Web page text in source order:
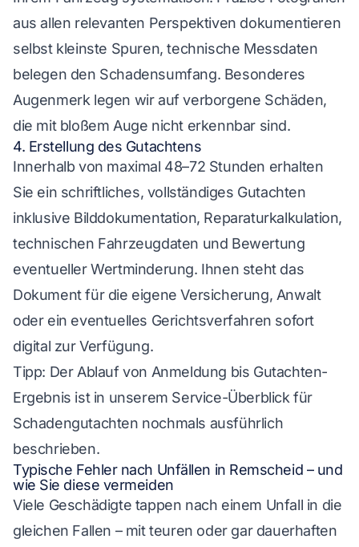
aus allen relevanten Perspektiven dokumentieren
selbst kleinste Spuren, technische Messdaten
belegen den Schadensumfang. Besonderes
Augenmerk legen wir auf verborgene Schäden,
die mit bloßem Auge nicht erkennbar sind.
4. Erstellung des Gutachtens
Innerhalb von maximal 48–72 Stunden erhalten
Sie ein schriftliches, vollständiges Gutachten
inklusive Bilddokumentation, Reparaturkalkulation,
technischen Fahrzeugdaten und Bewertung
eventueller Wertminderung. Ihnen steht das
Dokument für die eigene Versicherung, Anwalt
oder ein eventuelles Gerichtsverfahren sofort
digital zur Verfügung.
Tipp: Der Ablauf von Anmeldung bis Gutachten-
Ergebnis ist in unserem Service-Überblick für
Schadengutachten nochmals ausführlich
beschrieben.
Typische Fehler nach Unfällen in Remscheid – und
wie Sie diese vermeiden
Viele Geschädigte tappen nach einem Unfall in die
gleichen Fallen – mit teuren oder gar dauerhaften